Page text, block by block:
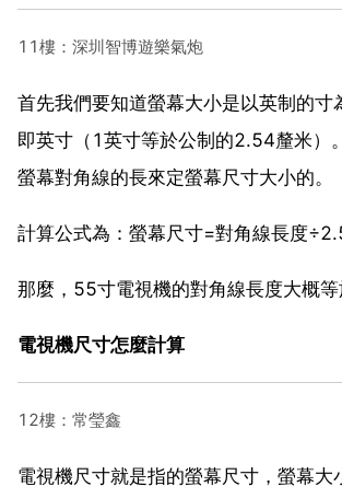
11樓：深圳智博遊樂氣炮
首先我們要知道螢幕大小是以英制的寸
即英寸（1英寸等於公制的2.54釐米）
螢幕對角線的長來定螢幕尺寸大小的。
計算公式為：螢幕尺寸=對角線長度
那麼，55寸電視機的對角線長度大概等
電視機尺寸怎麼計算
12樓：常瑩鑫
電視機尺寸就是指的螢幕尺寸，螢幕大